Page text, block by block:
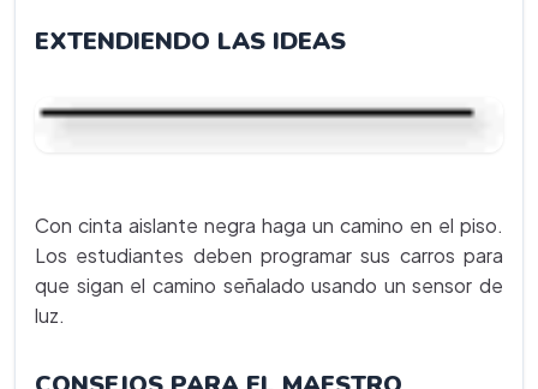
EXTENDIENDO LAS IDEAS
Con cinta aislante negra haga un camino en el piso.
Los estudiantes deben programar sus carros para
que sigan el camino señalado usando un sensor de
luz.